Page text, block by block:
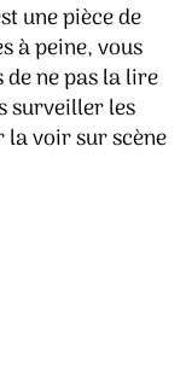
une pièce de
à peine, vous
de ne pas la lire
surveiller les
voir sur scène